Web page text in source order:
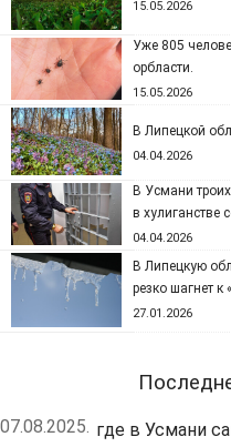
15.05.2026
Уже 805
орбласти.
15.05.2026
В Липецкой
04.04.2026
В Усмани
в хулиганстве
04.04.2026
В Липецкую
резко шагнет
27.01.2026
07.08.2025. где в Усмани